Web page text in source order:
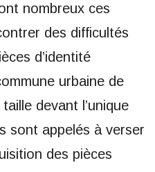
nombreux ces
des difficultés
d’identité
urbaine de
devant l’unique
sont appelés à verser
des pièces